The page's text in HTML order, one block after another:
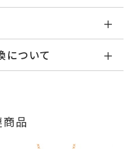
ゴールド
ァイア1.28ct
、以下の日程にて発送
内に発送」の商品
について
注文状況をご確認いた
品